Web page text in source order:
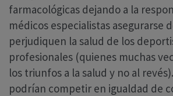
farmacológicas dejando a la
médicos especialistas asegurarse
perjudiquen la salud de los
profesionales (quienes muchas
los triunfos a la salud y no al
podrían competir en igualdad de